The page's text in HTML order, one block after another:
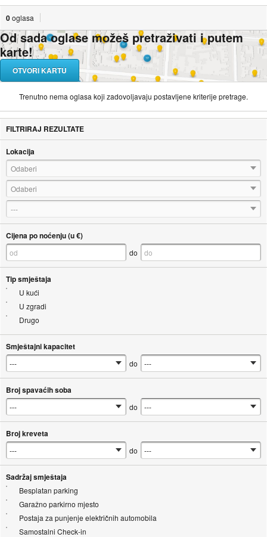
0oglasa
Od sada oglase možeš pretraživati i putem
karte!
OTVORI KARTU
Trenutno nema oglasa koji zadovoljavaju postavljene kriterije pretrage.
FILTRIRAJ REZULTATE
Lokacija
Odaberi
Odaberi
---
Cijena po noćenju (u €)
do
Tip smještaja
U kući
U zgradi
Drugo
Smještajni kapacitet
do
Broj spavaćih soba
do
Broj kreveta
do
Sadržaj smještaja
Besplatan parking
Garažno parkirno mjesto
Postaja za punjenje električnih automobila
Samostalni Check-in